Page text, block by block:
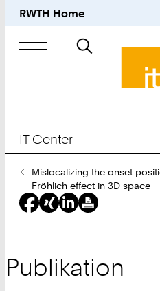
RWTH Home
Suche
nach
IT Center
Sie
sind
hier:
Mislocalizing the onset
Fröhlich effect in 3D space
Publikation